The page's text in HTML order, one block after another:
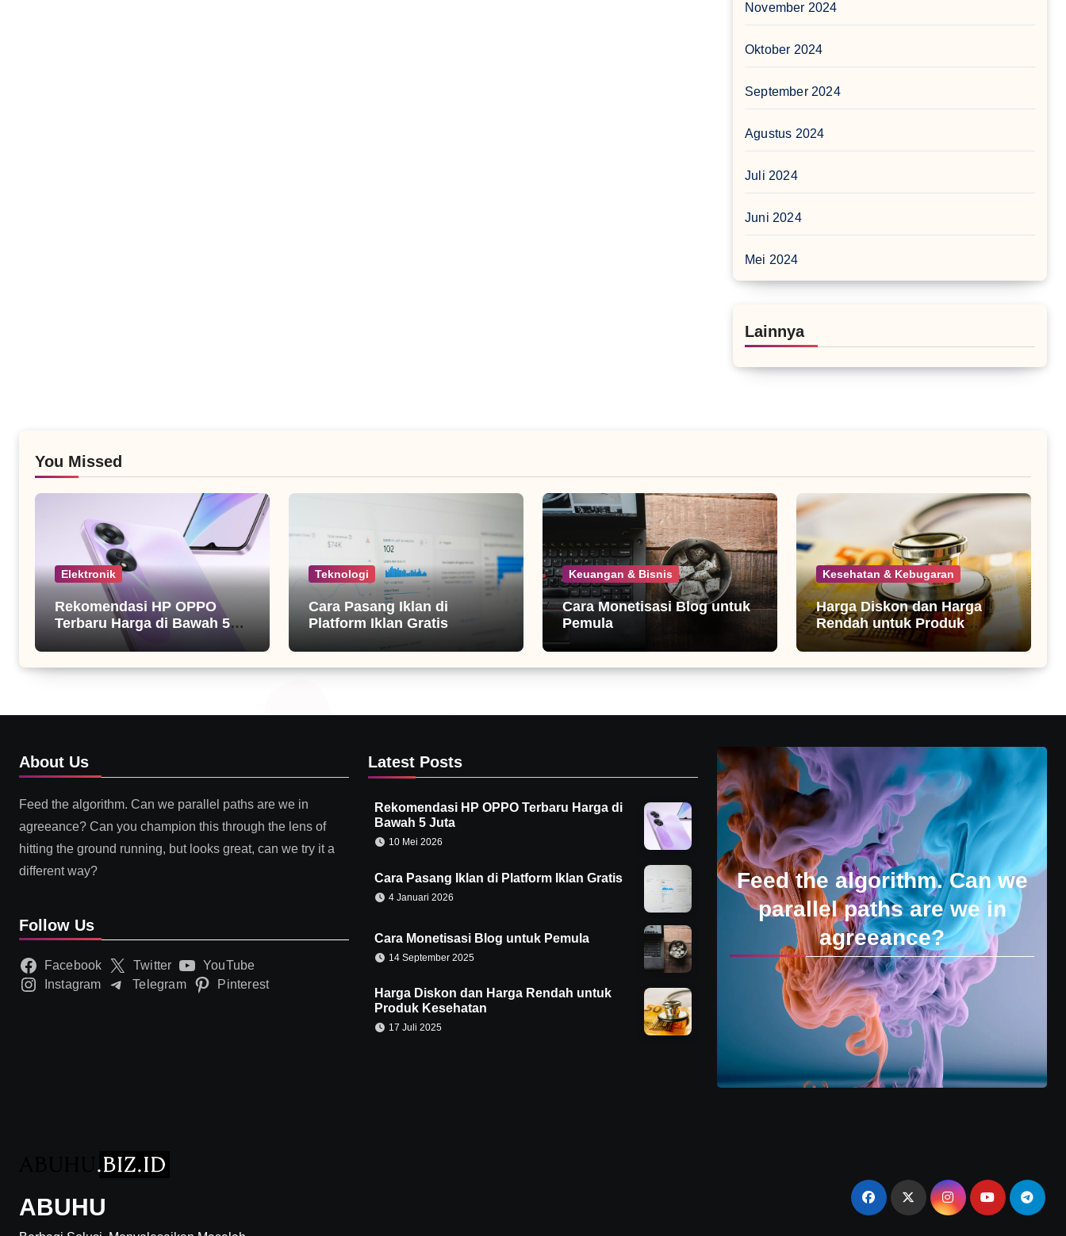
November 2024
Oktober 2024
September 2024
Agustus 2024
Juli 2024
Juni 2024
Mei 2024
Lainnya
You Missed
Elektronik
Rekomendasi HP OPPO
Terbaru Harga di Bawah 5
Teknologi
Cara Pasang Iklan di
Platform Iklan Gratis
Keuangan & Bisnis
Cara Monetisasi Blog untuk
Pemula
Kesehatan & Kebugaran
Harga Diskon dan Harga
Rendah untuk Produk
Kesehatan
About Us
Feed the algorithm. Can we parallel paths are we in
agreeance? Can you champion this through the lens of
hitting the ground running, but looks great, can we try it a
different way?
Follow Us
Facebook Twitter
YouTube
Instagram
Telegram Pinterest
Latest Posts
Rekomendasi HP OPPO Terbaru Harga di
Bawah 5 Juta
10 Mei 2026
Cara Pasang Iklan di Platform Iklan Gratis
4 Januari 2026
Cara Monetisasi Blog untuk Pemula
14 September 2025
Harga Diskon dan Harga Rendah untuk
Produk Kesehatan
17 Juli 2025
Feed the algorithm. Can we
parallel paths are we in
agreeance?
ABUHU